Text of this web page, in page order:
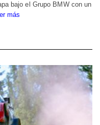
bajo el Grupo BMW con un
más